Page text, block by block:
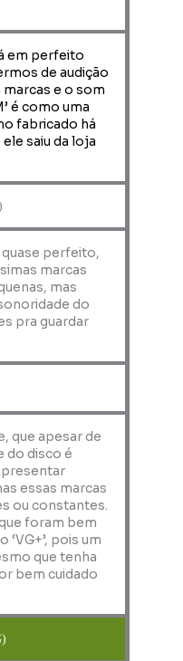
em perfeito
de audição
marcas e o som
é como uma
fabricado há
saiu da loja
quase perfeito,
marcas
mas
do
pra guardar
que apesar de
do disco é
essas marcas
ou constantes.
foram bem
pois um
que tenha
bem cuidado